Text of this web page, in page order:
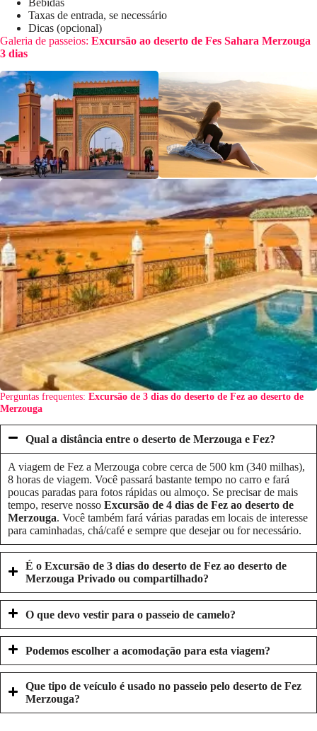
Bebidas
Taxas de entrada, se necessário
Dicas (opcional)
Galeria de passeios: Excursão ao deserto de Fes Sahara Merzouga
3 dias
Perguntas frequentes: Excursão de 3 dias do deserto de Fez ao deserto de
Merzouga
Qual a distância entre o deserto de Merzouga e Fez?
A viagem de Fez a Merzouga cobre cerca de 500 km (340 milhas),
8 horas de viagem. Você passará bastante tempo no carro e fará
poucas paradas para fotos rápidas ou almoço. Se precisar de mais
tempo, reserve nosso Excursão de 4 dias de Fez ao deserto de
Merzouga. Você também fará várias paradas em locais de interesse
para caminhadas, chá/café e sempre que desejar ou for necessário.
É o Excursão de 3 dias do deserto de Fez ao deserto de
Merzouga Privado ou compartilhado?
O que devo vestir para o passeio de camelo?
Podemos escolher a acomodação para esta viagem?
Que tipo de veículo é usado no passeio pelo deserto de Fez
Merzouga?